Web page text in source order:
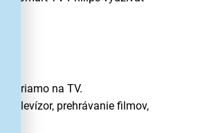
priamo na TV.
televízor, prehrávanie filmov,